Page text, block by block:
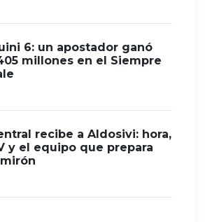
6: un apostador ganó
millones en el Siempre
recibe a Aldosivi: hora,
y el equipo que prepara